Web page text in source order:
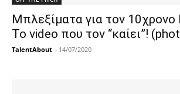
Μπλεξίματα για τον 10χρονο
Το video που τον “καίει”!
TalentAbout - 14/07/2020